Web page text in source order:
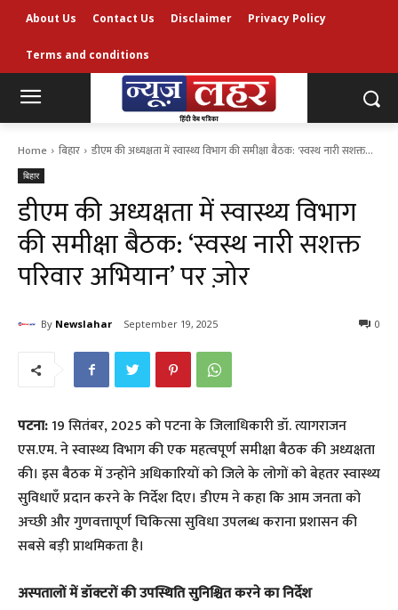
About Us Contact Us Disclaimer Privacy Policy
Terms and conditions
Home बिहार डीएम की अध्यक्षता में स्वास्थ्य विभाग की समीक्षा बैठक: 'स्वस्थ नारी सशक्त...
बिहार
डीएम की अध्यक्षता में स्वास्थ्य विभाग
की समीक्षा बैठक: ‘स्वस्थ नारी सशक्त
परिवार अभियान’ पर ज़ोर
By Newslahar September 19, 2025 0
पटना:19 सितंबर, 2025 को पटना के जिलाधिकारी डॉ. त्यागराजन
एस.एम. ने स्वास्थ्य विभाग की एक महत्वपूर्ण समीक्षा बैठक की अध्यक्षता
की। इस बैठक में उन्होंने अधिकारियों को जिले के लोगों को बेहतर स्वास्थ्य
सुविधाएँ प्रदान करने के निर्देश दिए। डीएम ने कहा कि आम जनता को
अच्छी और गुणवत्तापूर्ण चिकित्सा सुविधा उपलब्ध कराना प्रशासन की
सबसे बड़ी प्राथमिकता है।
अस्पतालों में डॉक्टरों की उपस्थिति सुनिश्चित करने का निर्देश